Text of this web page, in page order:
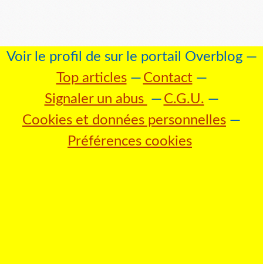
Voir le profil de sur le portail Overblog
Top articles
Contact
Signaler un abus
C.G.U.
Cookies et données personnelles
Préférences cookies